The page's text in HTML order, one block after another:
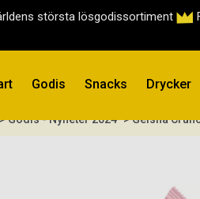
största lösgodissortiment
Godis Snacks Drycker
> Godis - Nyheter 2024 > Geisha